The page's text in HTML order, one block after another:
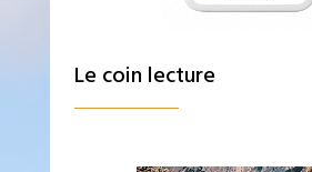
Le coin lecture